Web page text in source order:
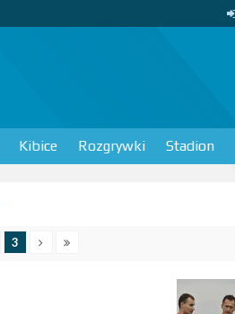
Kibice Rozgrywki Stadion
3